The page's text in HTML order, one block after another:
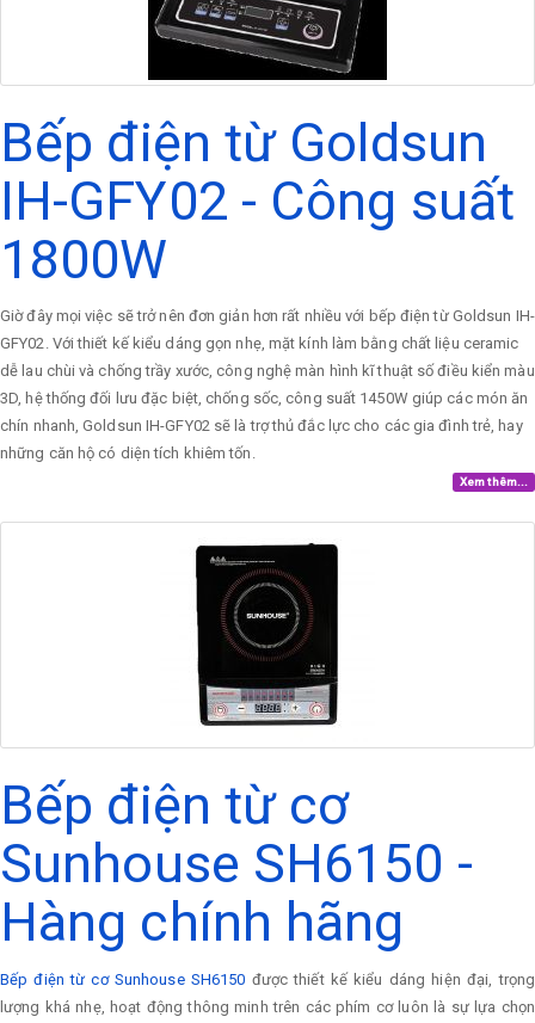
Bếp điện từ Goldsun
IH-GFY02 - Công suất
1800W
Giờ đây mọi việc sẽ trở nên đơn giản hơn rất nhiều với bếp điện từ Goldsun IH-
GFY02. Với thiết kế kiểu dáng gọn nhẹ, mặt kính làm bằng chất liệu ceramic
dễ lau chùi và chống trầy xước, công nghệ màn hình kĩ thuật số điều kiển màu
3D, hệ thống đối lưu đặc biệt, chống sốc, công suất 1450W giúp các món ăn
chín nhanh, Goldsun IH-GFY02 sẽ là trợ thủ đắc lực cho các gia đình trẻ, hay
những căn hộ có diện tích khiêm tốn.
Xem thêm...
Bếp điện từ cơ
Sunhouse SH6150 -
Hàng chính hãng
Bếp điện từ cơ Sunhouse SH6150 được thiết kế kiểu dáng hiện đại, trọng
lượng khá nhẹ, hoạt động thông minh trên các phím cơ luôn là sự lựa chọn